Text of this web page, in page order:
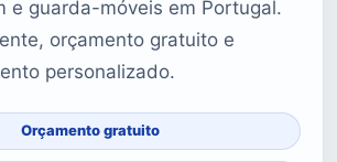
e guarda-móveis em Portugal.
orçamento gratuito e
personalizado.
Orçamento gratuito